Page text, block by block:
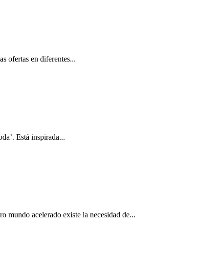
ofertas en diferentes...
Está inspirada...
acelerado existe la necesidad de...